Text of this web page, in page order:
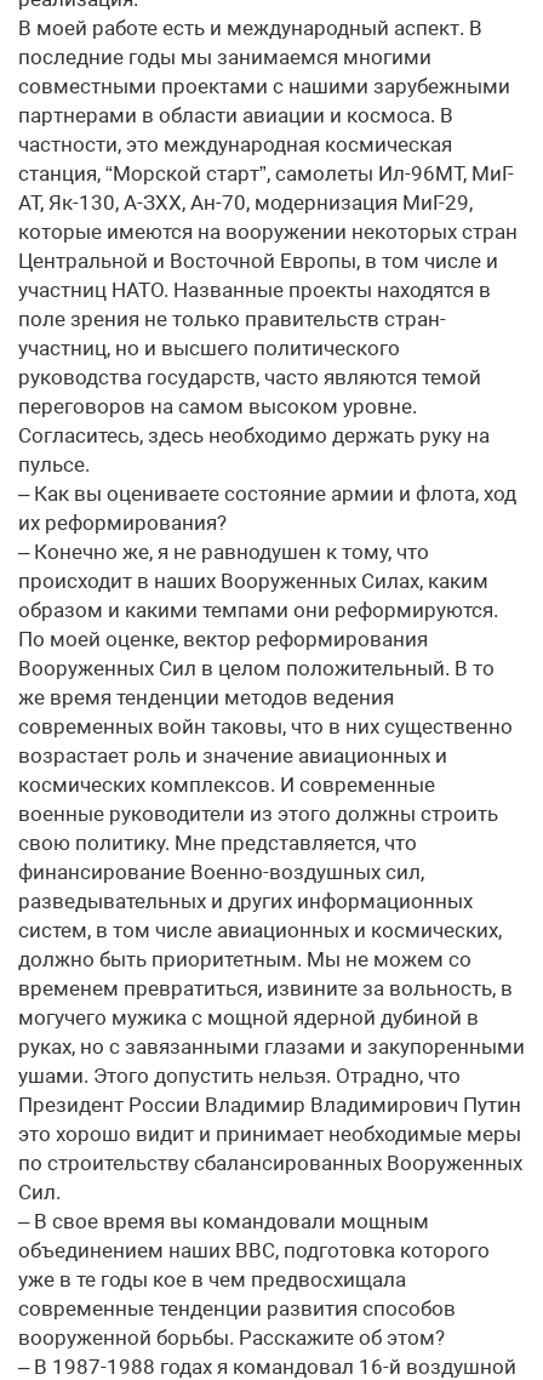
В моей работе есть и международный аспект. В
последние годы мы занимаемся многими
совместными проектами с нашими зарубежными
партнерами в области авиации и космоса. В
частности, это международная космическая
станция, “Морской старт”, самолеты Ил-96МТ, МиГ-
АТ, Як-130, А-ЗХХ, Ан-70, модернизация МиГ-29,
которые имеются на вооружении некоторых стран
Центральной и Восточной Европы, в том числе и
участниц НАТО. Названные проекты находятся в
поле зрения не только правительств стран-
участниц, но и высшего политического
руководства государств, часто являются темой
переговоров на самом высоком уровне.
Согласитесь, здесь необходимо держать руку на
пульсе.
– Как вы оцениваете состояние армии и флота, ход
их реформирования?
– Конечно же, я не равнодушен к тому, что
происходит в наших Вооруженных Силах, каким
образом и какими темпами они реформируются.
По моей оценке, вектор реформирования
Вооруженных Сил в целом положительный. В то
же время тенденции методов ведения
современных войн таковы, что в них существенно
возрастает роль и значение авиационных и
космических комплексов. И современные
военные руководители из этого должны строить
свою политику. Мне представляется, что
финансирование Военно-воздушных сил,
разведывательных и других информационных
систем, в том числе авиационных и космических,
должно быть приоритетным. Мы не можем со
временем превратиться, извините за вольность, в
могучего мужика с мощной ядерной дубиной в
руках, но с завязанными глазами и закупоренными
ушами. Этого допустить нельзя. Отрадно, что
Президент России Владимир Владимирович Путин
это хорошо видит и принимает необходимые меры
по строительству сбалансированных Вооруженных
Сил.
– В свое время вы командовали мощным
объединением наших ВВС, подготовка которого
уже в те годы кое в чем предвосхищала
современные тенденции развития способов
вооруженной борьбы. Расскажите об этом?
– В 1987-1988 годах я командовал 16-й воздушной